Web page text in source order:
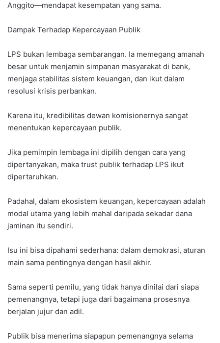
Anggito—mendapat kesempatan yang sama.
Dampak Terhadap Kepercayaan Publik
LPS bukan lembaga sembarangan. Ia memegang amanah
besar untuk menjamin simpanan masyarakat di bank,
menjaga stabilitas sistem keuangan, dan ikut dalam
resolusi krisis perbankan.
Karena itu, kredibilitas dewan komisionernya sangat
menentukan kepercayaan publik.
Jika pemimpin lembaga ini dipilih dengan cara yang
dipertanyakan, maka trust publik terhadap LPS ikut
dipertaruhkan.
Padahal, dalam ekosistem keuangan, kepercayaan adalah
modal utama yang lebih mahal daripada sekadar dana
jaminan itu sendiri.
Isu ini bisa dipahami sederhana: dalam demokrasi, aturan
main sama pentingnya dengan hasil akhir.
Sama seperti pemilu, yang tidak hanya dinilai dari siapa
pemenangnya, tetapi juga dari bagaimana prosesnya
berjalan jujur dan adil.
Publik bisa menerima siapapun pemenangnya selama